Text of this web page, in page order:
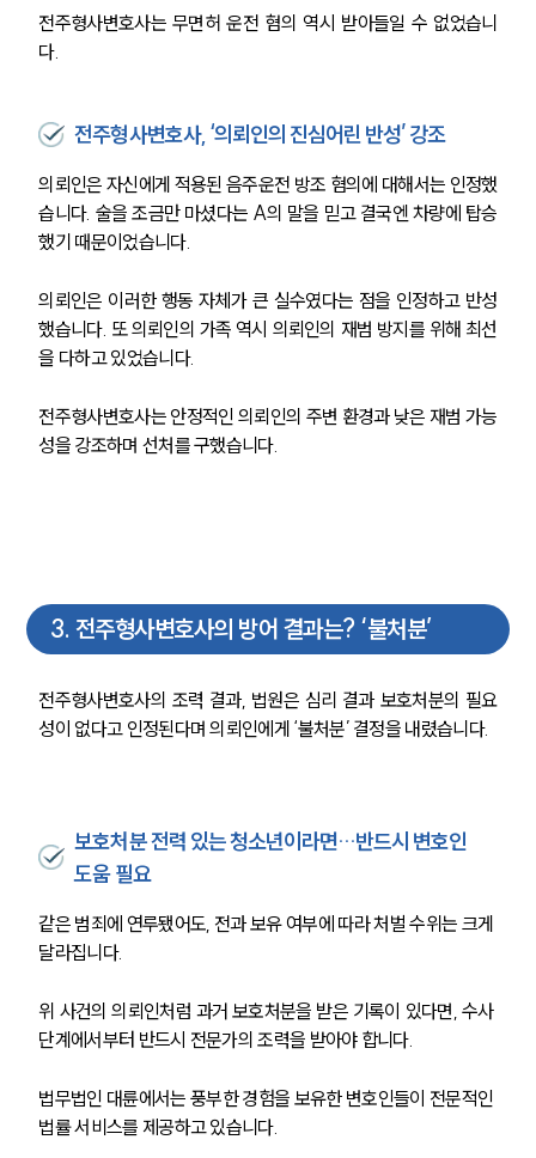
전주형사변호사는 무면허 운전 혐의 역시 받아들일 수 없었습니
다.
전주형사변호사, ‘의뢰인의 진심어린 반성’ 강조
의뢰인은 자신에게 적용된 음주운전 방조 혐의에 대해서는 인정했
습니다. 술을 조금만 마셨다는 A의 말을 믿고 결국엔 차량에 탑승
했기 때문이었습니다.
의뢰인은 이러한 행동 자체가 큰 실수였다는 점을 인정하고 반성
했습니다. 또 의뢰인의 가족 역시 의뢰인의 재범 방지를 위해 최선
을 다하고 있었습니다.
전주형사변호사는 안정적인 의뢰인의 주변 환경과 낮은 재범 가능
성을 강조하며 선처를 구했습니다.
3. 전주형사변호사의 방어 결과는? ‘불처분’
전주형사변호사의 조력 결과, 법원은 심리 결과 보호처분의 필요
성이 없다고 인정된다며 의뢰인에게 ‘불처분’ 결정을 내렸습니다.
보호처분 전력 있는 청소년이라면…반드시 변호인
도움 필요
같은 범죄에 연루됐어도, 전과 보유 여부에 따라 처벌 수위는 크게
달라집니다.
위 사건의 의뢰인처럼 과거 보호처분을 받은 기록이 있다면, 수사
단계에서부터 반드시 전문가의 조력을 받아야 합니다.
법무법인 대륜에서는 풍부한 경험을 보유한 변호인들이 전문적인
법률 서비스를 제공하고 있습니다.